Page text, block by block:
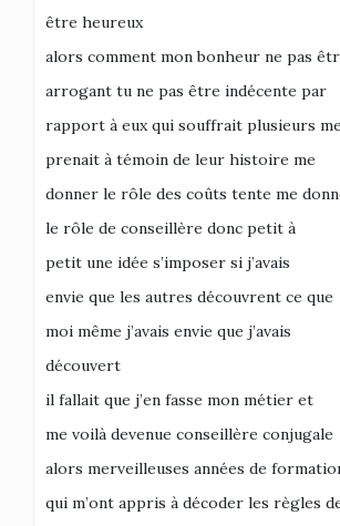
être heureux
alors comment mon bonheur ne pas
arrogant tu ne pas être indécente par
rapport à eux qui souffrait plusieurs me
prenait à témoin de leur histoire me
donner le rôle des coûts tente me
le rôle de conseillère donc petit à
petit une idée s’imposer si j’avais
envie que les autres découvrent ce que
moi même j’avais envie que j’avais
découvert
il fallait que j’en fasse mon métier et
me voilà devenue conseillère conjugale
alors merveilleuses années de
qui m’ont appris à décoder les règles